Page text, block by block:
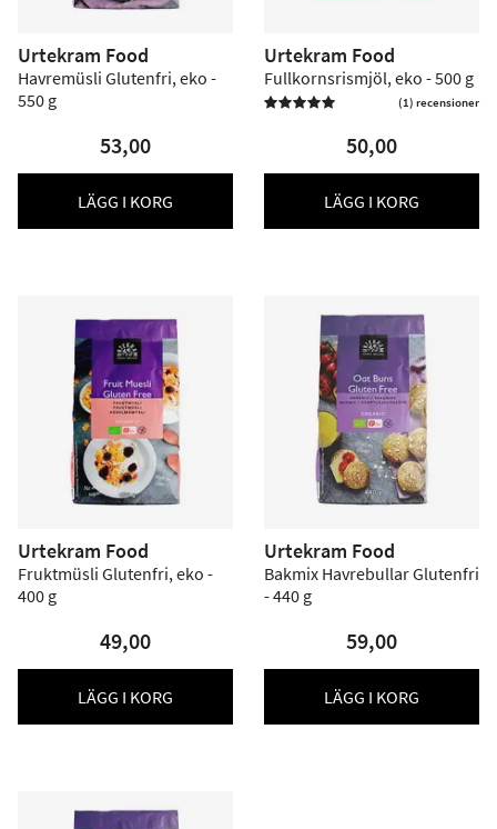
Urtekram Food
Havremüsli Glutenfri, eko -
550 g
53,00
LÄGG I KORG
Urtekram Food
Fullkornsrismjöl, eko - 500 g
 (1) recensioner
50,00
LÄGG I KORG
Urtekram Food
Fruktmüsli Glutenfri, eko -
400 g
49,00
LÄGG I KORG
Urtekram Food
Bakmix Havrebullar Glutenfri
- 440 g
59,00
LÄGG I KORG